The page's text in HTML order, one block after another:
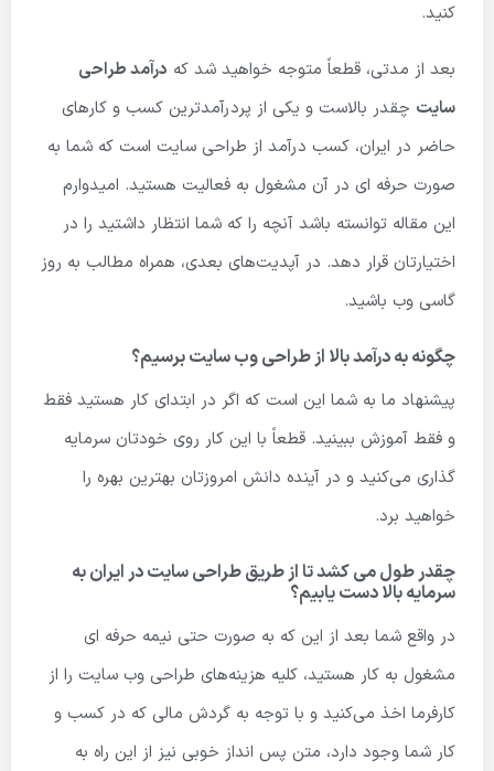
کنید.
بعد از مدتی، قطعاً متوجه خواهید شد که درآمد طراحی
سایت چقدر بالاست و یکی از پردرآمدترین کسب و کارهای
حاضر در ایران، کسب درآمد از طراحی سایت است که شما به
صورت حرفه ای در آن مشغول به فعالیت هستید. امیدوارم
این مقاله توانسته باشد آنچه را که شما انتظار داشتید را در
اختیارتان قرار دهد. در آپدیت‌های بعدی، همراه مطالب به روز
گاسی وب باشید.
چگونه به درآمد بالا از طراحی وب سایت برسیم؟
پیشنهاد ما به شما این است که اگر در ابتدای کار هستید فقط
و فقط آموزش ببینید. قطعاً با این کار روی خودتان سرمایه
گذاری می‌کنید و در آینده دانش امروزتان بهترین بهره را
خواهید برد.
چقدر طول می کشد تا از طریق طراحی سایت در ایران به
سرمایه بالا دست یابیم؟
در واقع شما بعد از این که به صورت حتی نیمه حرفه ای
مشغول به کار هستید، کلیه هزینه‌های طراحی وب سایت را از
کارفرما اخذ می‌کنید و با توجه به گردش مالی که در کسب و
کار شما وجود دارد، متن پس انداز خوبی نیز از این راه به